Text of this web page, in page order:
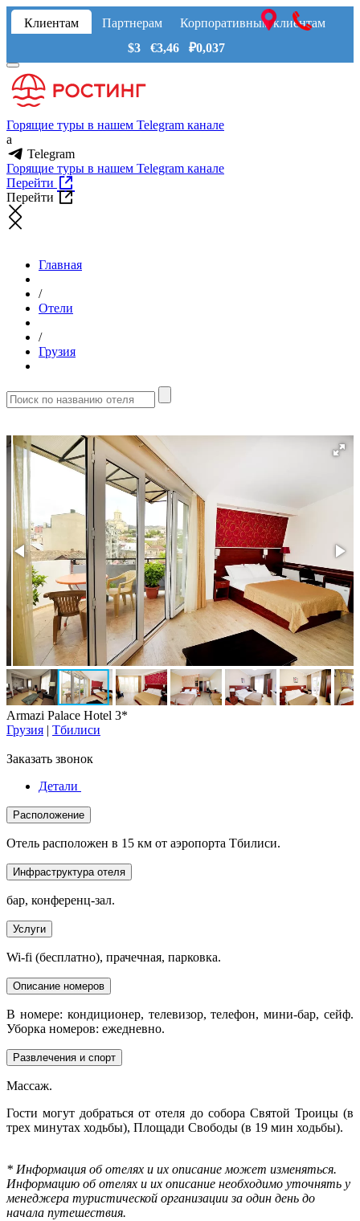
Клиентам Партнерам
Корпоративным клиентам
$3 €3,46 ₽0,037
Горящие туры в нашем Telegram канале
a
Telegram
Горящие туры в нашем Telegram канале
Перейти
Перейти
Главная
/
Отели
/
Грузия
Armazi Palace Hotel 3*
Грузия | Тбилиси
Заказать звонок
Детали
Расположение
Отель расположен в 15 км от аэропорта Тбилиси.
Инфраструктура отеля
бар, конференц-зал.
Услуги
Wi-fi (бесплатно), прачечная, парковка.
Описание номеров
В номере: кондиционер, телевизор, телефон, мини-бар, сейф.
Уборка номеров: ежедневно.
Развлечения и спорт
Массаж.
Гости могут добраться от отеля до собора Святой Троицы (в
трех минутах ходьбы), Площади Свободы (в 19 мин ходьбы).
* Информация об отелях и их описание может изменяться.
Информацию об отелях и их описание необходимо уточнять у
менеджера туристической организации за один день до
начала путешествия.